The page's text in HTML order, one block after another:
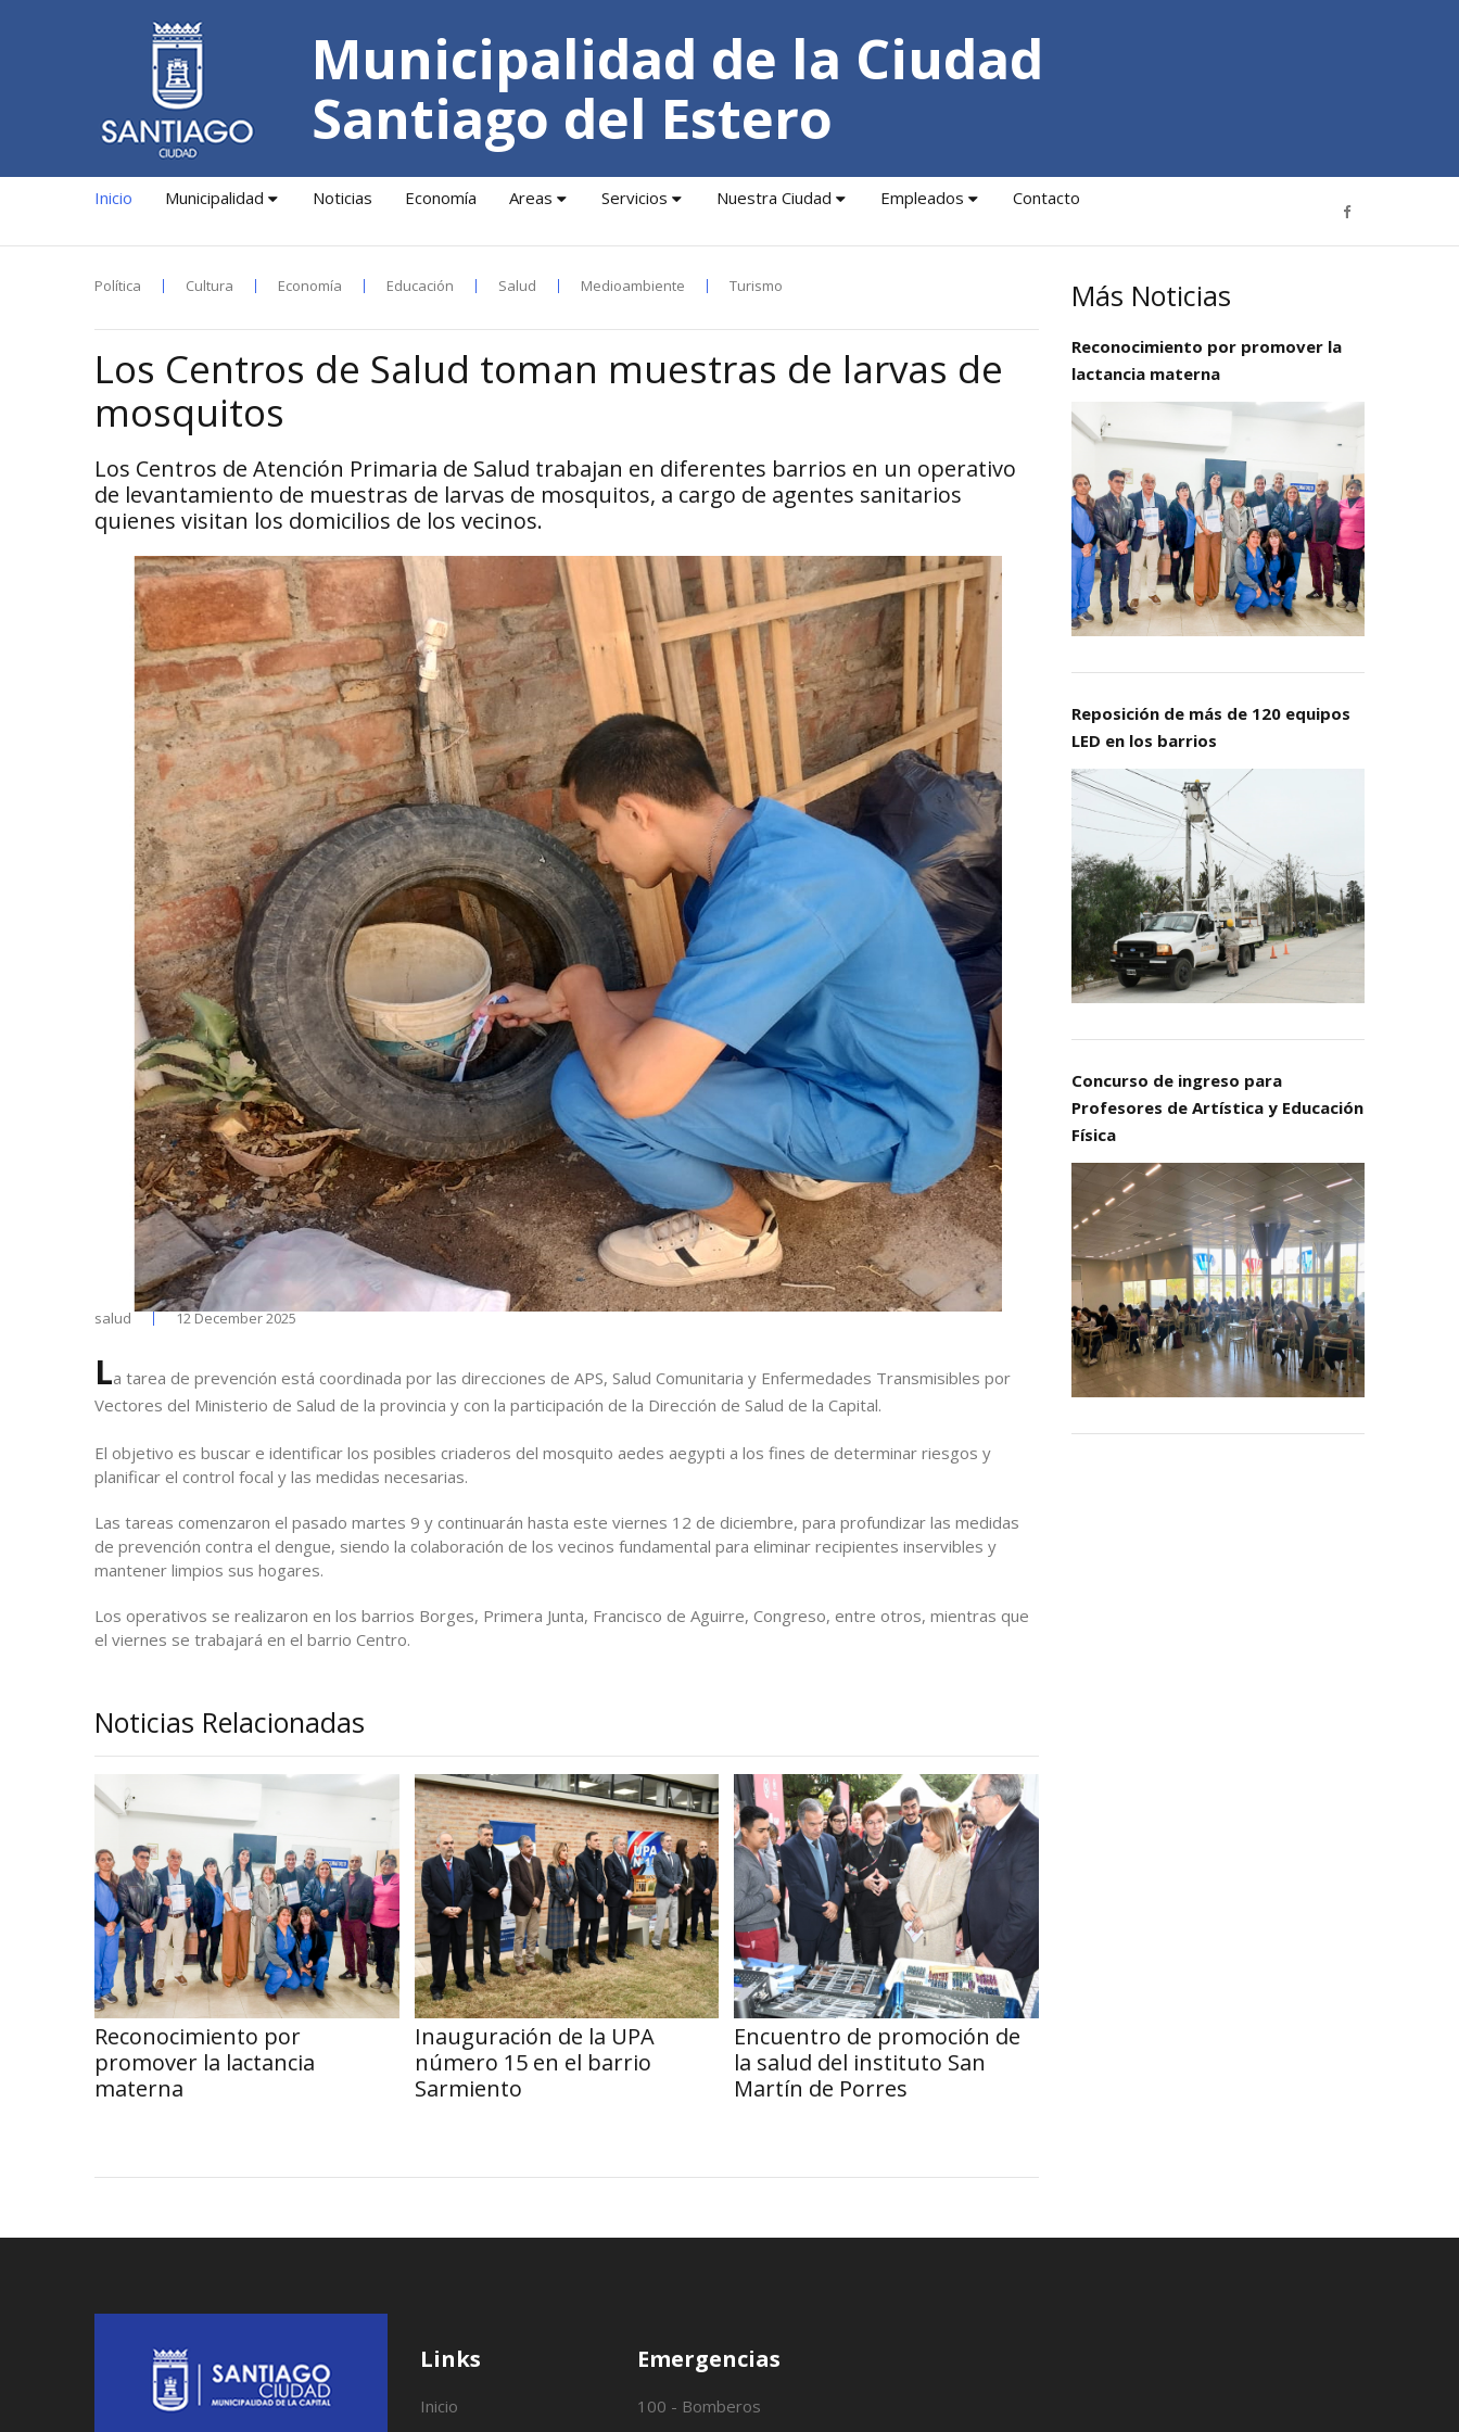
Municipalidad de la Ciudad
Santiago del Estero
Inicio Municipalidad Noticias Economía Areas Servicios Nuestra Ciudad Empleados Contacto
Política Cultura Economía Educación Salud Medioambiente Turismo
Los Centros de Salud toman muestras de larvas de
mosquitos
Los Centros de Atención Primaria de Salud trabajan en diferentes barrios en un operativo
de levantamiento de muestras de larvas de mosquitos, a cargo de agentes sanitarios
quienes visitan los domicilios de los vecinos.
salud 12 December 2025
La tarea de prevención está coordinada por las direcciones de APS, Salud Comunitaria y Enfermedades Transmisibles por
Vectores del Ministerio de Salud de la provincia y con la participación de la Dirección de Salud de la Capital.
El objetivo es buscar e identificar los posibles criaderos del mosquito aedes aegypti a los fines de determinar riesgos y
planificar el control focal y las medidas necesarias.
Las tareas comenzaron el pasado martes 9 y continuarán hasta este viernes 12 de diciembre, para profundizar las medidas
de prevención contra el dengue, siendo la colaboración de los vecinos fundamental para eliminar recipientes inservibles y
mantener limpios sus hogares.
Los operativos se realizaron en los barrios Borges, Primera Junta, Francisco de Aguirre, Congreso, entre otros, mientras que
el viernes se trabajará en el barrio Centro.
Noticias Relacionadas
Reconocimiento por
promover la lactancia
materna
Inauguración de la UPA
número 15 en el barrio
Sarmiento
Encuentro de promoción de
la salud del instituto San
Martín de Porres
Más Noticias
Reconocimiento por promover la
lactancia materna
Reposición de más de 120 equipos
LED en los barrios
Concurso de ingreso para
Profesores de Artística y Educación
Física
Links
Inicio
Emergencias
100 - Bomberos